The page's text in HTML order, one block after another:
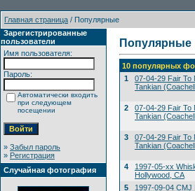
Главная страница / Популярные
Зарегистрированные
пользователи
Имя пользователя:
Пароль:
Автоматически входить
при следующем
посещении
» Забыл пароль
» Регистрация
Случайная фотография
Популярные
10 популярных
1
07-04-29 Fair To
Tankian
2
07-04-29 Fair To
Tankian
3
07-04-29 Fair To
Tankian
4
1997-05-xx
Hollywood, CA
5
1997-09-04 CMJ